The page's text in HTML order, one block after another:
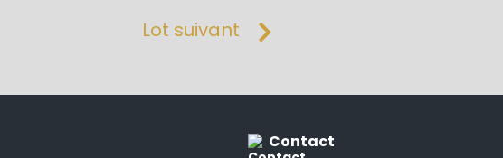
Lot suivant
Contact